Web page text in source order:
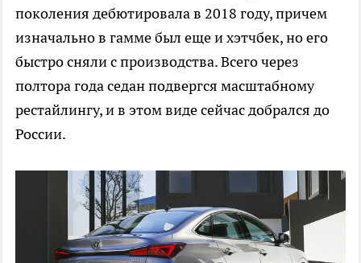
поколения дебютировала в 2018 году, причем
изначально в гамме был еще и хэтчбек, но его
быстро сняли с производства. Всего через
полтора года седан подвергся масштабному
рестайлингу, и в этом виде сейчас добрался до
России.